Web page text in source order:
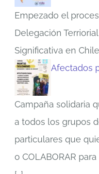
Empezado el
Delegación
Significativa en
Afectados
Campaña solidaria
a todos los grupos
particulares que
o COLABORAR